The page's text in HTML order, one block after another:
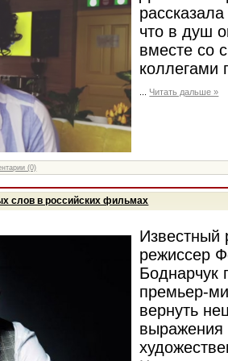
что в душ
вместе со
коллегами
Читать дальше »
(0)
слов в российских фильмах
Известный
режиссер
Боднарчук
премьер-
вернуть
выражения